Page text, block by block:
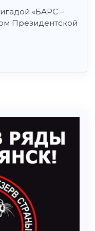
«БАРС –
Президентской